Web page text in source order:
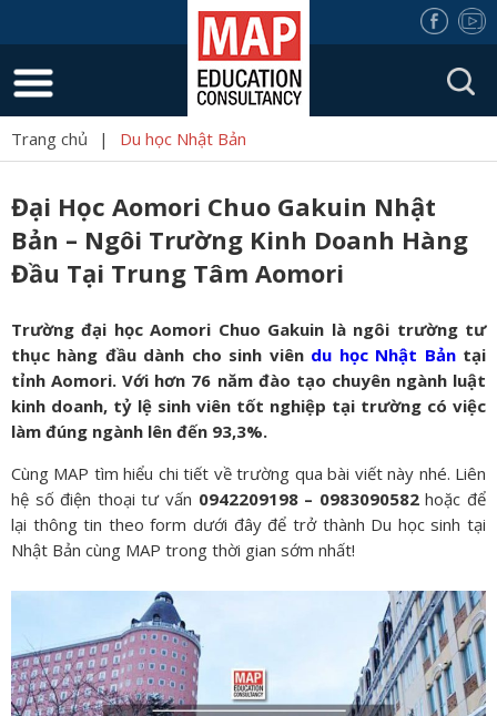
Trang chủ | Du học Nhật Bản
Đại Học Aomori Chuo Gakuin Nhật
Bản – Ngôi Trường Kinh Doanh Hàng
Đầu Tại Trung Tâm Aomori
Trường đại học Aomori Chuo Gakuin là ngôi trường tư
thục hàng đầu dành cho sinh viên du học Nhật Bảntại
tỉnh Aomori. Với hơn 76 năm đào tạo chuyên ngành luật
kinh doanh, tỷ lệ sinh viên tốt nghiệp tại trường có việc
làm đúng ngành lên đến 93,3%.
Cùng MAP tìm hiểu chi tiết về trường qua bài viết này nhé. Liên
hệ số điện thoại tư vấn 0942209198 – 0983090582hoặc để
lại thông tin theo form dưới đây để trở thành Du học sinh tại
Nhật Bản cùng MAP trong thời gian sớm nhất!